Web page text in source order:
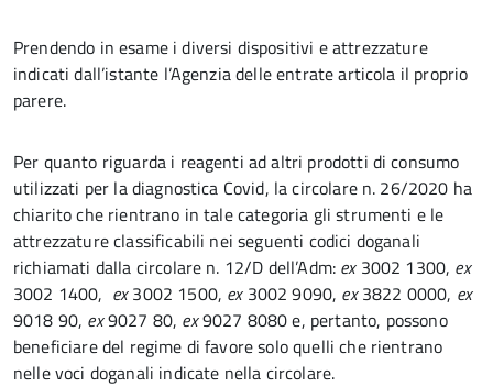
Prendendo in esame i diversi dispositivi e attrezzature
indicati dall’istante l’Agenzia delle entrate articola il proprio
parere.
Per quanto riguarda i reagenti ad altri prodotti di consumo
utilizzati per la diagnostica Covid, la circolare n. 26/2020 ha
chiarito che rientrano in tale categoria gli strumenti e le
attrezzature classificabili nei seguenti codici doganali
richiamati dalla circolare n. 12/D dell’Adm: ex3002 1300, ex
3002 1400, ex3002 1500, ex3002 9090, ex3822 0000, ex
9018 90, ex9027 80, ex9027 8080 e, pertanto, possono
beneficiare del regime di favore solo quelli che rientrano
nelle voci doganali indicate nella circolare.